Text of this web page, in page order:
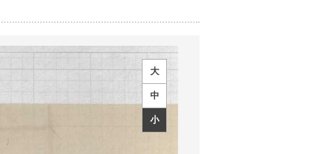
大
中
小